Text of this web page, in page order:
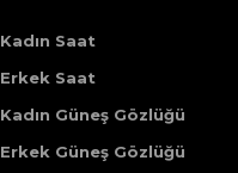
Kadın Saat
Erkek Saat
Kadın Güneş Gözlüğü
Erkek Güneş Gözlüğü